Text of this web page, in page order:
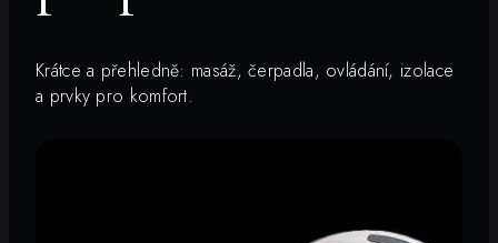
Krátce a přehledně: masáž, čerpadla, ovládání, izolace
a prvky pro komfort.